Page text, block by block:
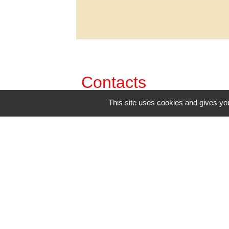
Contacts
Commune de Mazerolles
48, route de Bouresse
This site uses cookies and gives